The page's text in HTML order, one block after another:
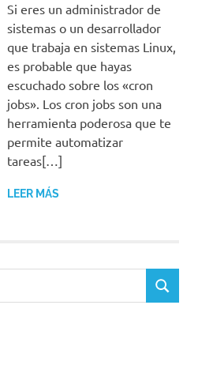
Si eres un administrador de
sistemas o un desarrollador
que trabaja en sistemas Linux,
es probable que hayas
escuchado sobre los «cron
jobs». Los cron jobs son una
herramienta poderosa que te
permite automatizar
tareas[…]
LEER MÁS
BUSCAR